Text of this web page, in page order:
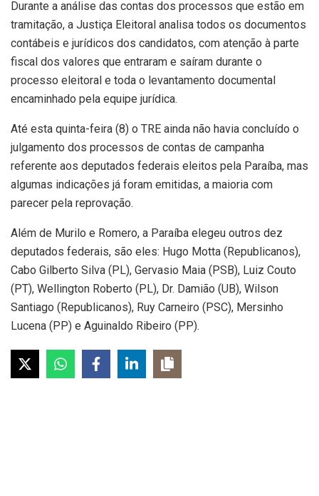
Durante a análise das contas dos processos que estão em
tramitação, a Justiça Eleitoral analisa todos os documentos
contábeis e jurídicos dos candidatos, com atenção à parte
fiscal dos valores que entraram e saíram durante o
processo eleitoral e toda o levantamento documental
encaminhado pela equipe jurídica.
Até esta quinta-feira (8) o TRE ainda não havia concluído o
julgamento dos processos de contas de campanha
referente aos deputados federais eleitos pela Paraíba, mas
algumas indicações já foram emitidas, a maioria com
parecer pela reprovação.
Além de Murilo e Romero, a Paraíba elegeu outros dez
deputados federais, são eles: Hugo Motta (Republicanos),
Cabo Gilberto Silva (PL), Gervasio Maia (PSB), Luiz Couto
(PT), Wellington Roberto (PL), Dr. Damião (UB), Wilson
Santiago (Republicanos), Ruy Carneiro (PSC), Mersinho
Lucena (PP) e Aguinaldo Ribeiro (PP).